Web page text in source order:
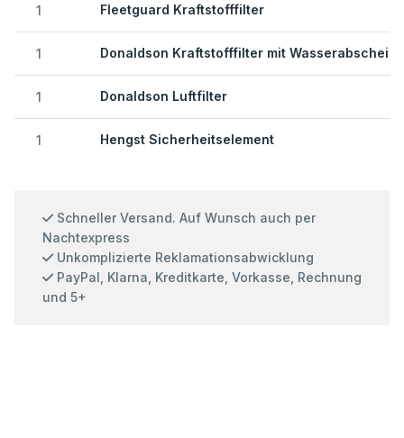
1 Fleetguard Kraftstofffilter
1 Donaldson Kraftstofffilter mit
1 Donaldson Luftfilter
1 Hengst Sicherheitselement
Schneller Versand. Auf Wunsch auch per
Nachtexpress
Unkomplizierte Reklamationsabwicklung
PayPal, Klarna, Kreditkarte, Vorkasse, Rechnung
und 5+